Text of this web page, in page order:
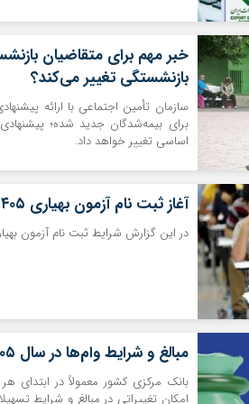
بازنشستگی تغییر می‌کند؟
سازمان تأمین اجتماعی با ارائه
برای بیمه‌شدگان جدید شده؛
اساسی تغییر خواهد داد.
آغاز ثبت نام آزمون بهیاری ۱۴۰۵/ متقاضیان بخوانند
در این گزارش شرایط ثبت نام آزمون بهیاری ۱۴۰۵ در استان بوشهر را
مبالغ و شرایط وام‌ها در سال ۱۴۰۵
بانک مرکزی کشور معمولاً در ابتدای
امکان تغییراتی در مبالغ و شرایط